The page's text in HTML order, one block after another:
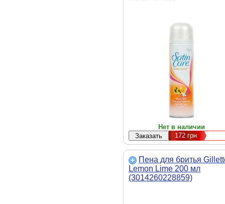
Нет в наличии
172грн
Пена для бритья
Lemon Lime 200 мл
(3014260228859)